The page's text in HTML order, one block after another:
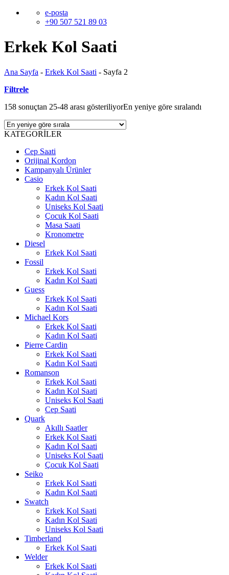
e-posta
+90 507 521 89 03
Erkek Kol Saati
Ana Sayfa - Erkek Kol Saati - Sayfa 2
Filtrele
158 sonuçtan 25-48 arası gösteriliyorEn yeniye göre sıralandı
KATEGORİLER
Cep Saati
Orijinal Kordon
Kampanyalı Ürünler
Casio
Erkek Kol Saati
Kadın Kol Saati
Uniseks Kol Saati
Çocuk Kol Saati
Masa Saati
Kronometre
Diesel
Erkek Kol Saati
Fossil
Erkek Kol Saati
Kadın Kol Saati
Guess
Erkek Kol Saati
Kadın Kol Saati
Michael Kors
Erkek Kol Saati
Kadın Kol Saati
Pierre Cardin
Erkek Kol Saati
Kadın Kol Saati
Romanson
Erkek Kol Saati
Kadın Kol Saati
Uniseks Kol Saati
Cep Saati
Quark
Akıllı Saatler
Erkek Kol Saati
Kadın Kol Saati
Uniseks Kol Saati
Çocuk Kol Saati
Seiko
Erkek Kol Saati
Kadın Kol Saati
Swatch
Erkek Kol Saati
Kadın Kol Saati
Uniseks Kol Saati
Timberland
Erkek Kol Saati
Welder
Erkek Kol Saati